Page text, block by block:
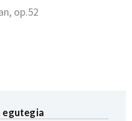
op.52
egutegia